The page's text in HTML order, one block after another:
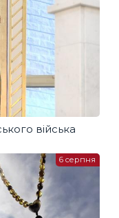
війська
6 серпня